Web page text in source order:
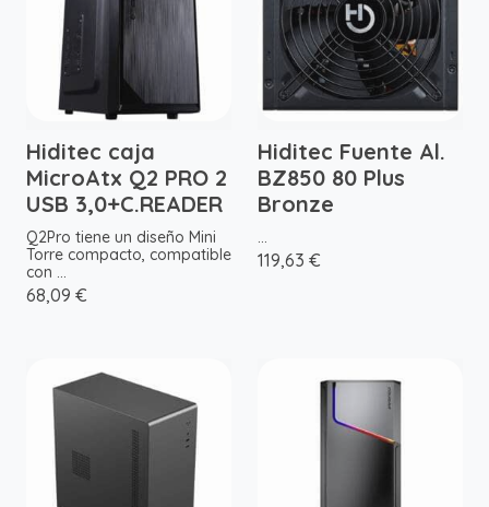
Hiditec caja
MicroAtx Q2 PRO 2
USB 3,0+C.READER
Q2Pro tiene un diseño Mini
Torre compacto, compatible
con ...
68,09 €
Hiditec Fuente Al.
BZ850 80 Plus
Bronze
...
119,63 €